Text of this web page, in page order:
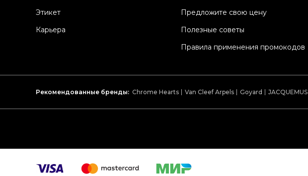
Этикет
Карьера
Предложите свою цену
Полезные советы
Правила применения промокодов
Рекомендованные бренды: Chrome Hearts Van Cleef Arpels Goyard JACQUEMUS